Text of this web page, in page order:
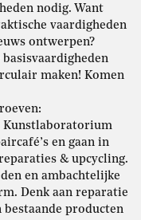
nodig. Want
vaardigheden
ontwerpen?
maken! Komen
Kunstlaboratorium
en gaan in
& upcycling.
en ambachtelijke
Denk aan reparatie
bestaande producten